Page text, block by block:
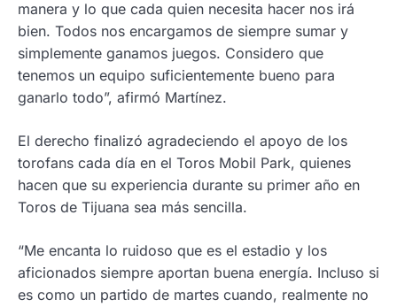
manera y lo que cada quien necesita hacer nos irá
bien. Todos nos encargamos de siempre sumar y
simplemente ganamos juegos. Considero que
tenemos un equipo suficientemente bueno para
ganarlo todo”, afirmó Martínez.
El derecho finalizó agradeciendo el apoyo de los
torofans cada día en el Toros Mobil Park, quienes
hacen que su experiencia durante su primer año en
Toros de Tijuana sea más sencilla.
“Me encanta lo ruidoso que es el estadio y los
aficionados siempre aportan buena energía. Incluso si
es como un partido de martes cuando, realmente no